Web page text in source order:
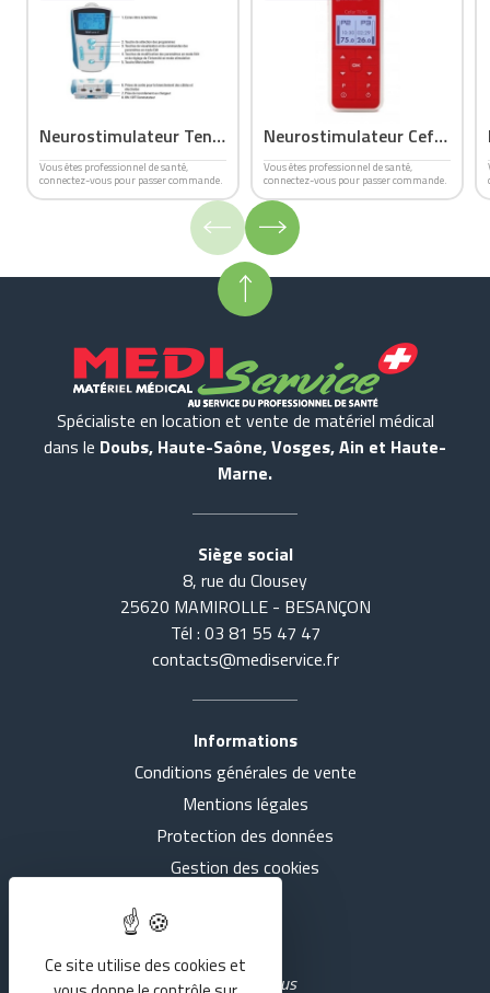
Neurostimulateur Tens
Eco 2
Vous êtes professionnel de santé,
connectez-vous pour passer commande.
Neurostimulateur Cefar
TENS
Vous êtes professionnel de santé,
connectez-vous pour passer commande.
Spécialiste en location et vente de matériel médical
dans le Doubs, Haute-Saône, Vosges, Ain et Haute-
Marne.
Siège social
8, rue du Clousey
25620 MAMIROLLE - BESANÇON
Tél : 03 81 55 47 47
contacts@mediservice.fr
Informations
Conditions générales de vente
Mentions légales
Protection des données
Gestion des cookies
Rejoignez-nous
Ce site utilise des cookies et